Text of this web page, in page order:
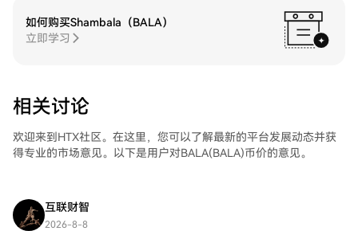
如何购买Shambala（BALA）
立即学习
相关讨论
欢迎来到HTX社区。在这里，您可以了解最新的平台发展动态并获
得专业的市场意见。以下是用户对BALA(BALA)币价的意见。
互联财智
2026-8-8